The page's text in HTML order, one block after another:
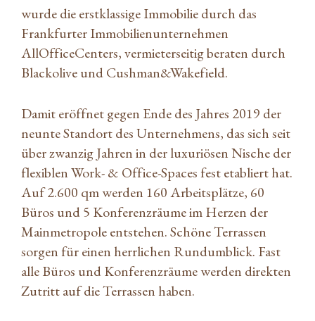
wurde die erstklassige Immobilie durch das
Frankfurter Immobilienunternehmen
AllOfficeCenters, vermieterseitig beraten durch
Blackolive und Cushman&Wakefield.
Damit eröffnet gegen Ende des Jahres 2019 der
neunte Standort des Unternehmens, das sich seit
über zwanzig Jahren in der luxuriösen Nische der
flexiblen Work- & Office-Spaces fest etabliert hat.
Auf 2.600 qm werden 160 Arbeitsplätze, 60
Büros und 5 Konferenzräume im Herzen der
Mainmetropole entstehen. Schöne Terrassen
sorgen für einen herrlichen Rundumblick. Fast
alle Büros und Konferenzräume werden direkten
Zutritt auf die Terrassen haben.